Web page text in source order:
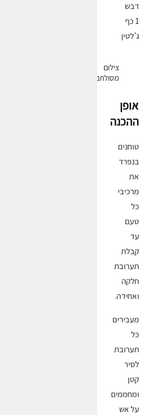
דבש
1 כף
ג'לטין
צילום
מסולתם
אופן
ההכנה
טוחנים
בנפרד
את
מרכיבי
כל
טעם
עד
קבלת
תערובת
חלקה
ואחידה.
מעבירים
כל
תערובת
לסיר
קטן
ומחממים
על אש